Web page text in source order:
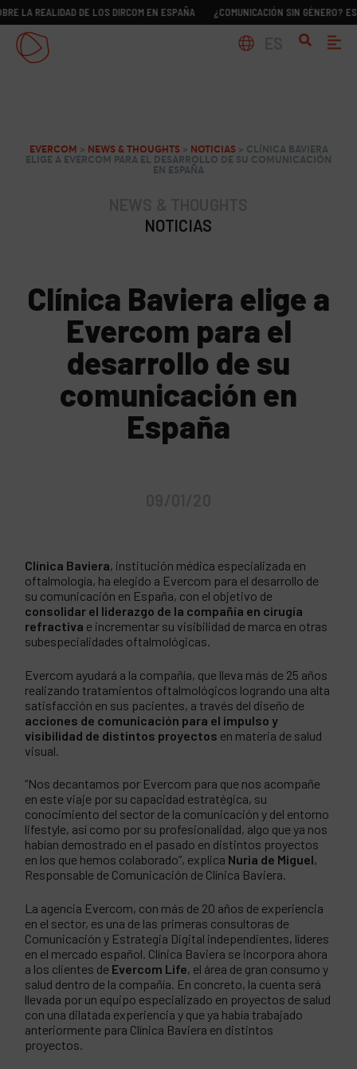
DE LOS DIRCOM EN ESPAÑA ¿COMUNICACIÓN SIN GÉNERO? ESTUDIO
EVERCOM > NEWS & THOUGHTS> NOTICIAS> CLÍNICA BAVIERA
ELIGE A EVERCOM PARA EL DESARROLLO DE SU COMUNICACIÓN
EN ESPAÑA
NOTICIAS
Clínica Baviera elige a
Evercom para el
desarrollo de su
comunicación en
España
Clínica Baviera, institución médica especializada en
oftalmología, ha elegido a Evercom para el desarrollo de
su comunicación en España, con el objetivo de
consolidar el liderazgo de la compañía en cirugía
refractiva e incrementar su visibilidad de marca en otras
subespecialidades oftalmológicas.
Evercom ayudará a la compañía, que lleva más de 25 años
realizando tratamientos oftalmológicos logrando una alta
satisfacción en sus pacientes, a través del diseño de
acciones de comunicación para el impulso y
visibilidad de distintos proyectos en materia de salud
visual.
“Nos decantamos por Evercom para que nos acompañe
en este viaje por su capacidad estratégica, su
conocimiento del sector de la comunicación y del entorno
lifestyle, así como por su profesionalidad, algo que ya nos
habían demostrado en el pasado en distintos proyectos
en los que hemos colaborado”, explica Nuria de Miguel,
Responsable de Comunicación de Clínica Baviera.
La agencia Evercom, con más de 20 años de experiencia
en el sector, es una de las primeras consultoras de
Comunicación y Estrategia Digital independientes, líderes
en el mercado español. Clínica Baviera se incorpora ahora
a los clientes de Evercom Life, el área de gran consumo y
salud dentro de la compañía. En concreto, la cuenta será
llevada por un equipo especializado en proyectos de salud
con una dilatada experiencia y que ya había trabajado
anteriormente para Clínica Baviera en distintos
proyectos.